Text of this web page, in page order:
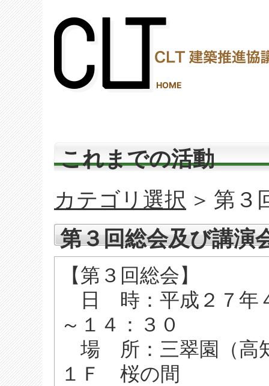
HOME
これまでの活動
カテゴリ選択 ＞ 第３
第３回総会及び講演
【第３回総会】
日 時：平成２７年
～１４：３０
場 所：三翠園（高
１Ｆ 桜の間